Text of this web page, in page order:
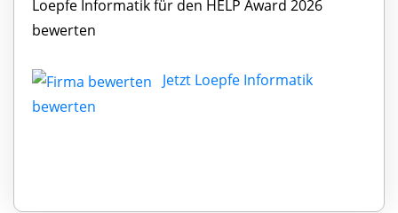
Loepfe Informatik für den HELP Award 2026
bewerten
Jetzt Loepfe Informatik
bewerten